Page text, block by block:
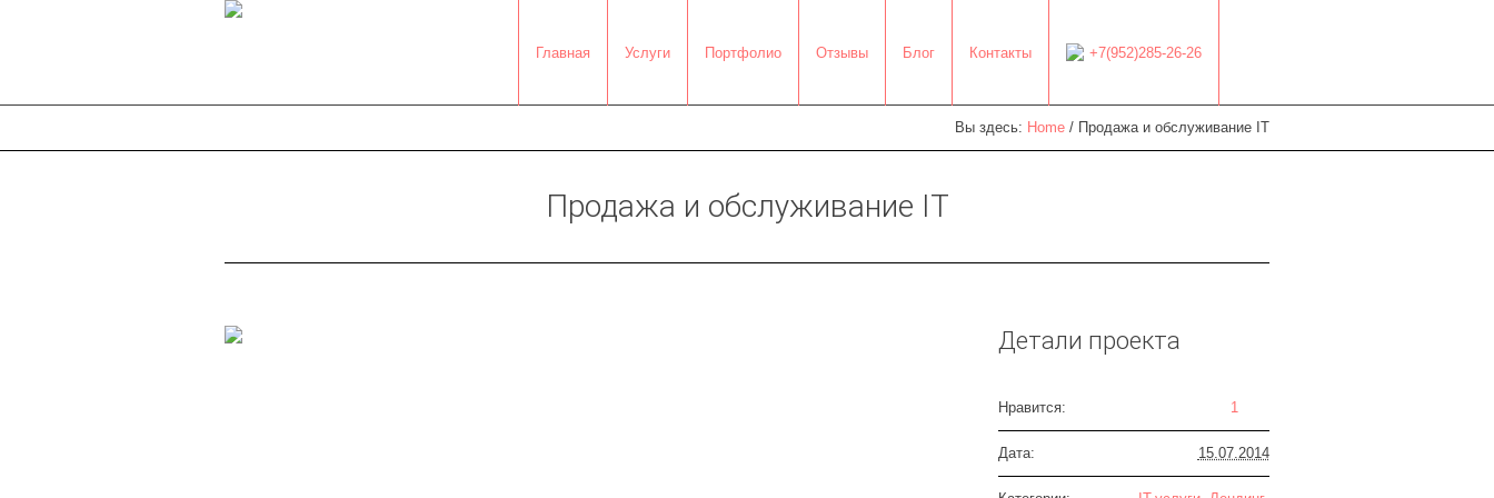
Главная Услуги Портфолио Отзывы Блог Контакты +7(952)285-26-26
Вы здесь: Home / Продажа и обслуживание IT
Продажа и обслуживание IT
Детали проекта
Нравится: 1
Дата: 15.07.2014